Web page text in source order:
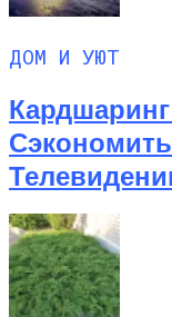
ДОМ И УЮТ